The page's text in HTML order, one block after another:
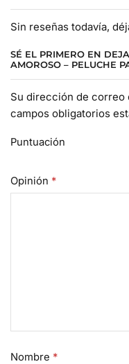
Sin reseñas todavía,
SÉ EL PRIMERO EN
AMOROSO – PELUCHE
Su dirección de correo
campos obligatorios
Puntuación
Opinión *
Nombre *